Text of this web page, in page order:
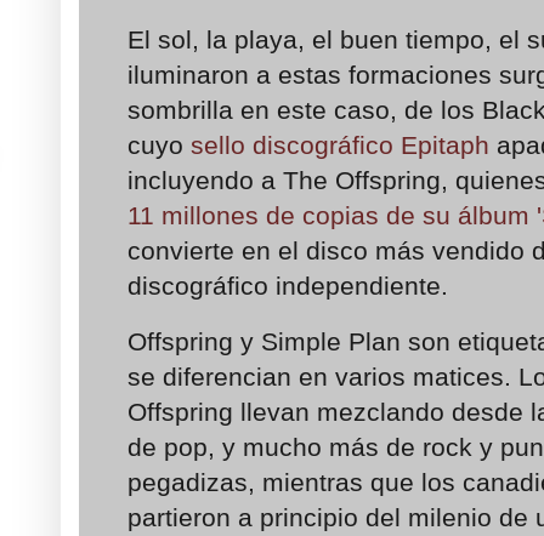
El sol, la playa, el buen tiempo, el
iluminaron a estas formaciones
sombrilla en este caso, de los
cuyo sello discográfico Epitaph
incluyendo a The Offspring,
11 millones de copias de su álbum
convierte en el disco más vendido
discográfico independiente.
Offspring y Simple Plan son
se diferencian en varios matices.
Offspring llevan mezclando desde
de pop, y mucho más de rock y
pegadizas, mientras que los
partieron a principio del milenio de